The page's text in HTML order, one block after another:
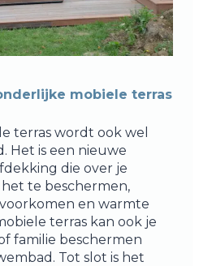
mobiele terras
terras wordt ook wel
Het is een nieuwe
die over je
te beschermen,
en warmte
terras kan ook je
familie beschermen
Tot slot is het